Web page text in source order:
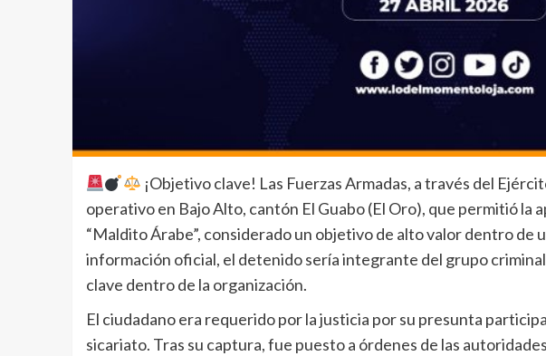
¡Objetivo clave! Las Fuerzas Armadas, a través del
operativo en Bajo Alto, cantón El Guabo (El Oro), que permitió la
“Maldito Árabe”, considerado un objetivo de alto valor dentro de
información oficial, el detenido sería integrante del grupo
clave dentro de la organización.
El ciudadano era requerido por la justicia por su presunta
sicariato. Tras su captura, fue puesto a órdenes de las